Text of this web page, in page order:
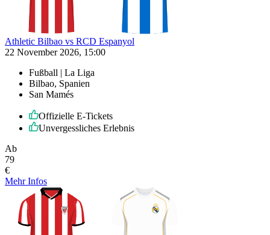
Athletic Bilbao vs RCD Espanyol
22 November 2026, 15:00
Fußball | La Liga
Bilbao, Spanien
San Mamés
Offizielle E-Tickets
Unvergessliches Erlebnis
Ab
79
€
Mehr Infos